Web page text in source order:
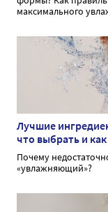
максимального
Лучшие
что выбрать и
Почему
«увлажняющий»?